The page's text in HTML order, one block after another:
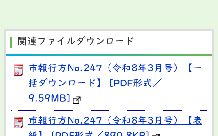
関連ファイルダウンロード
市報行方No.247（令和8年3月号）【一
括ダウンロード】 [PDF形式／
9.59MB]
市報行方No.247（令和8年3月号）【表